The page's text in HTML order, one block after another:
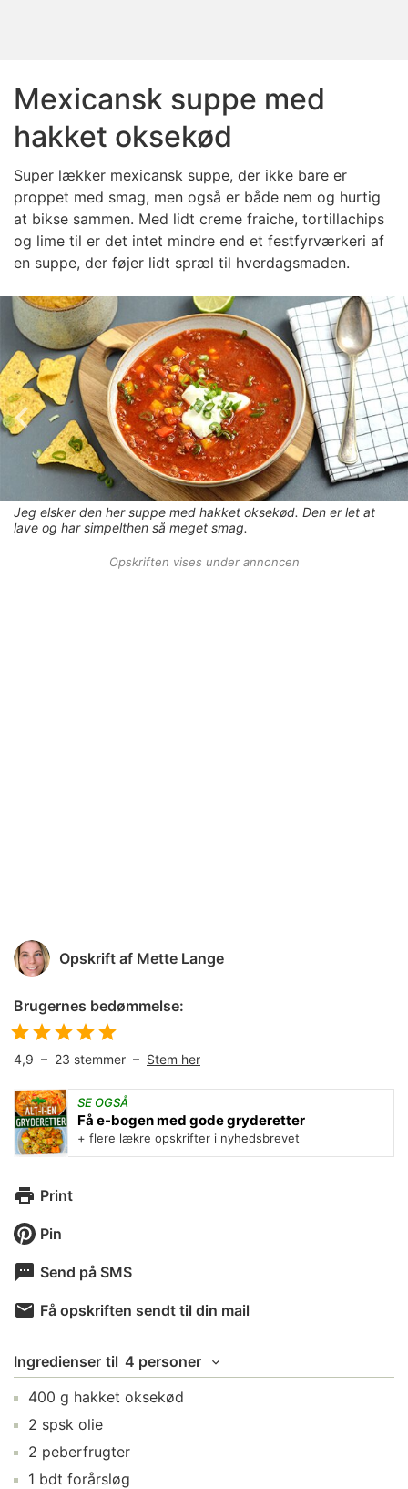
Mexicansk suppe med
hakket oksekød
Super lækker mexicansk suppe, der ikke bare er
proppet med smag, men også er både nem og hurtig
at bikse sammen. Med lidt creme fraiche, tortillachips
og lime til er det intet mindre end et festfyrværkeri af
en suppe, der føjer lidt spræl til hverdagsmaden.
Jeg elsker den her suppe med hakket oksekød. Den er let at
lave og har simpelthen så meget smag.
Opskriften vises under annoncen
Opskrift af Mette Lange
Brugernes bedømmelse:
4,9 – 23 stemmer – Stem her
SE OGSÅ
Få e-bogen med gode gryderetter
+ flere lækre opskrifter i nyhedsbrevet
Print
Pin
Send på SMS
Få opskriften sendt til din mail
Ingredienser til 4 personer
400 g hakket oksekød
2 spsk olie
2 peberfrugter
1 bdt forårsløg